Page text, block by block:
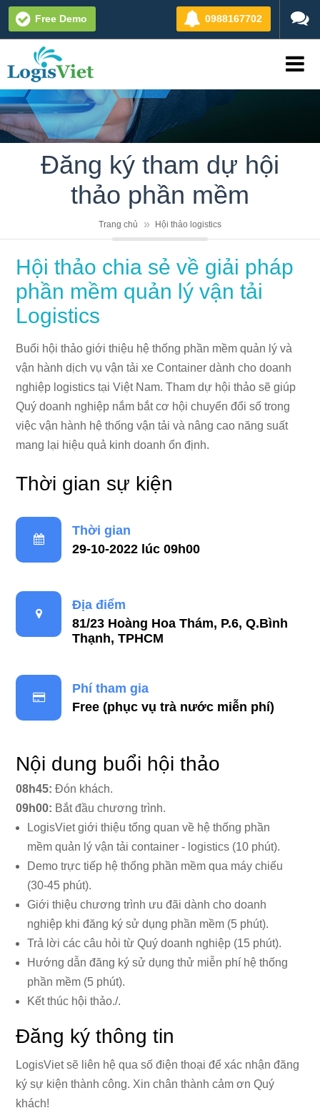
0988167702
Free Demo
Đăng ký tham dự hội
thảo phần mềm
Trang chủ Hội thảo logistics
Hội thảo chia sẻ về giải pháp
phần mềm quản lý vận tải
Logistics
Buổi hội thảo giới thiệu hệ thống phần mềm quản lý và
vận hành dịch vụ vận tải xe Container dành cho doanh
nghiệp logistics tại Việt Nam. Tham dự hội thảo sẽ giúp
Quý doanh nghiệp nắm bắt cơ hội chuyển đổi số trong
việc vận hành hệ thống vận tải và nâng cao năng suất
mang lại hiệu quả kinh doanh ổn định.
Thời gian sự kiện
Thời gian
29-10-2022 lúc 09h00
Địa điểm
81/23 Hoàng Hoa Thám, P.6, Q.Bình
Thạnh, TPHCM
Phí tham gia
Free (phục vụ trà nước miễn phí)
Nội dung buổi hội thảo
08h45: Đón khách.
09h00: Bắt đầu chương trình.
LogisViet giới thiệu tổng quan về hệ thống phần
mềm quản lý vận tải container - logistics (10 phút).
Demo trực tiếp hệ thống phần mềm qua máy chiếu
(30-45 phút).
Giới thiệu chương trình ưu đãi dành cho doanh
nghiệp khi đăng ký sử dụng phần mềm (5 phút).
Trả lời các câu hỏi từ Quý doanh nghiệp (15 phút).
Hướng dẫn đăng ký sử dụng thử miễn phí hệ thống
phần mềm (5 phút).
Kết thúc hội thảo./.
Đăng ký thông tin
LogisViet sẽ liên hệ qua số điện thoại để xác nhận đăng
ký sự kiện thành công. Xin chân thành cảm ơn Quý
khách!